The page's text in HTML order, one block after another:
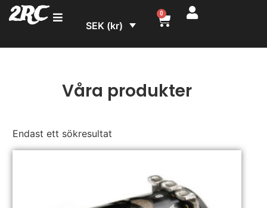
2RC SEK (kr)
0
Våra produkter
Endast ett sökresultat